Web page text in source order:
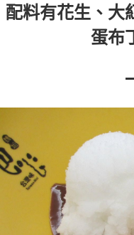
配料有花生、大
蛋布